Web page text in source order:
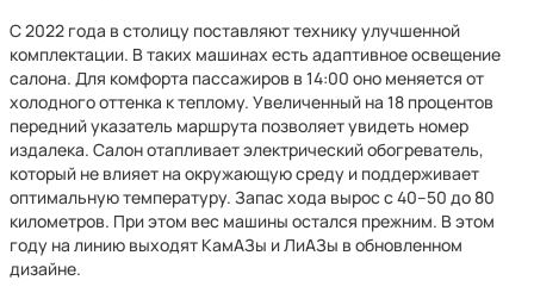
С 2022 года в столицу поставляют технику улучшенной
комплектации. В таких машинах есть адаптивное освещение
салона. Для комфорта пассажиров в 14:00 оно меняется от
холодного оттенка к теплому. Увеличенный на 18 процентов
передний указатель маршрута позволяет увидеть номер
издалека. Салон отапливает электрический обогреватель,
который не влияет на окружающую среду и поддерживает
оптимальную температуру. Запас хода вырос с 40–50 до 80
километров. При этом вес машины остался прежним. В этом
году на линию выходят КамАЗы и ЛиАЗы в обновленном
дизайне.